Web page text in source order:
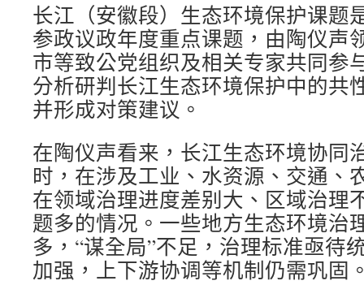
长江（安徽段）生态环境保护课题
参政议政年度重点课题，由陶仪声
市等致公党组织及相关专家共同参
分析研判长江生态环境保护中的共
并形成对策建议。
在陶仪声看来，长江生态环境协同
时，在涉及工业、水资源、交通、
在领域治理进度差别大、区域治理
题多的情况。一些地方生态环境治
多，“谋全局”不足，治理标准亟待
加强，上下游协调等机制仍需巩固